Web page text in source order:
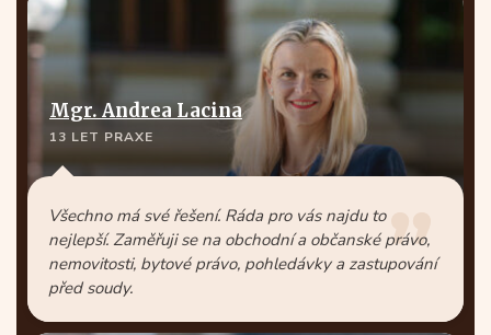
Mgr. Andrea Lacina
13 LET PRAXE
Všechno má své řešení. Ráda pro vás najdu to
nejlepší. Zaměřuji se na obchodní a občanské právo,
nemovitosti, bytové právo, pohledávky a zastupování
před soudy.